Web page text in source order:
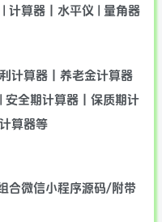
计算器丨水平仪 | 量角器
计算器丨养老金计算器
安全期计算器丨保质期计
算器等